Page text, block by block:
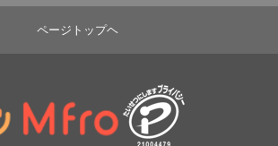
ページトップヘ